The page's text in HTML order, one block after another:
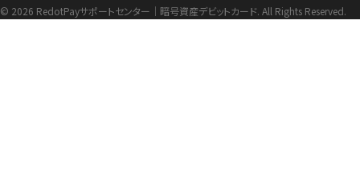
© 2026 RedotPayサポートセンター｜暗号資産デビットカード. All Rights Reserved.